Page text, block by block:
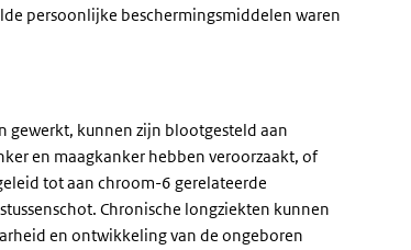
persoonlijke beschermingsmiddelen waren
gewerkt, kunnen zijn blootgesteld aan
en maagkanker hebben veroorzaakt, of
tot aan chroom-6 gerelateerde
Chronische longziekten kunnen
en ontwikkeling van de ongeboren